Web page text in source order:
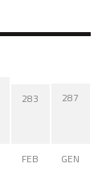
283
FEB
287
GEN